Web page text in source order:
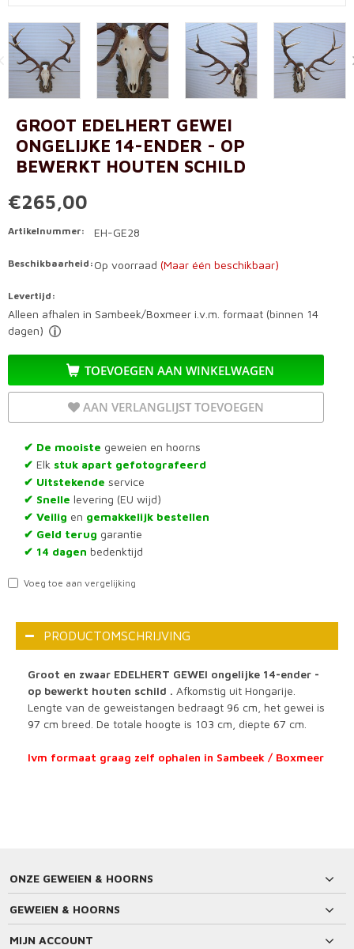
GROOT EDELHERT GEWEI
ONGELIJKE 14-ENDER - OP
BEWERKT HOUTEN SCHILD
€265,00
Artikelnummer: EH-GE28
Beschikbaarheid: Op voorraad (Maar één beschikbaar)
Levertijd:
Alleen afhalen in Sambeek/Boxmeer i.v.m. formaat (binnen 14
dagen)
TOEVOEGEN AAN WINKELWAGEN
AAN VERLANGLIJST TOEVOEGEN
✔ De mooiste geweien en hoorns
✔ Elk stuk apart gefotografeerd
✔ Uitstekende service
✔ Snelle levering (EU wijd)
✔ Veilig en gemakkelijk bestellen
✔ Geld terug garantie
✔ 14 dagen bedenktijd
Voeg toe aan vergelijking
PRODUCTOMSCHRIJVING
Groot en zwaar EDELHERT GEWEI ongelijke 14-ender -
op bewerkt houten schild . Afkomstig uit Hongarije.
Lengte van de geweistangen bedraagt 96 cm, het gewei is
97 cm breed. De totale hoogte is 103 cm, diepte 67 cm.
Ivm formaat graag zelf ophalen in Sambeek / Boxmeer
ONZE GEWEIEN & HOORNS
GEWEIEN & HOORNS
MIJN ACCOUNT